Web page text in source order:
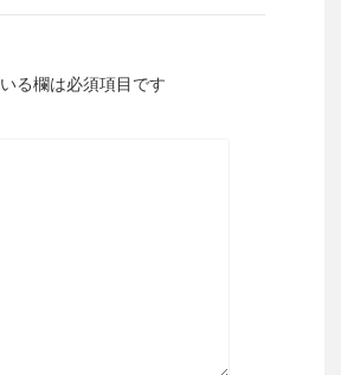
る欄は必須項目です